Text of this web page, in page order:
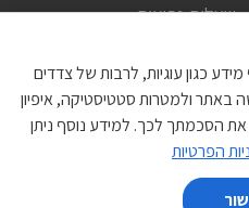
שאלות נפוצות
צור קשר
כגון עוגיות, לרבות של צדדים
באתר ולמטרות סטטיסטיקה, איפיון
הסכמתך לכך. למידע נוסף ניתן
הפרטיות